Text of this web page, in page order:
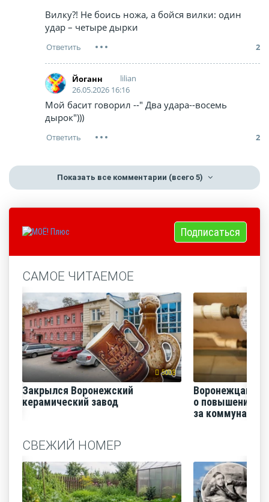
Вилку?! Не боись ножа, а бойся вилки: один
удар – четыре дырки
2
Йоганн
lilian
26.05.2026 16:16
Мой басит говорил --" Два удара--восемь
дырок")))
2
Показать все комментарии (всего 5)
Подписаться
САМОЕ ЧИТАЕМОЕ
5003
Закрылся Воронежский
керамический завод
Воронежцам
о повышении
за
СВЕЖИЙ НОМЕР